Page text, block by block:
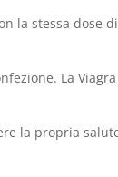
la stessa dose
La
la propria